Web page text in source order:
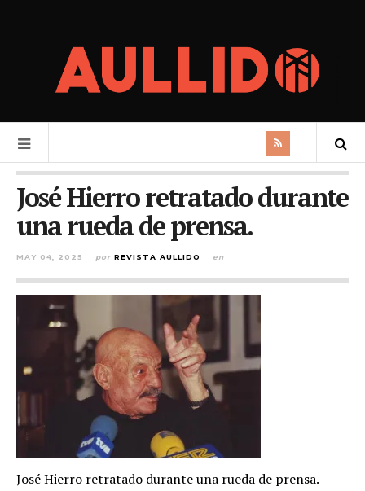
José Hierro retratado durante
una rueda de prensa.
MAY 04, 2025 por REVISTA AULLIDO en
José Hierro retratado durante una rueda de prensa.